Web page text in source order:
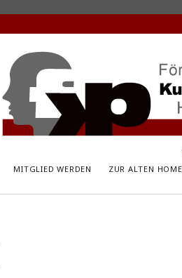
KunstPlatz
Hemsbach
MITGLIED WERDEN ZUR ALTEN